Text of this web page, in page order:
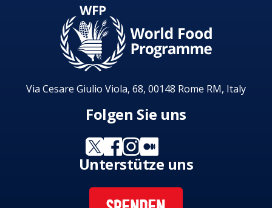
Via Cesare Giulio Viola, 68, 00148 Rome RM, Italy
Folgen Sie uns
Unterstütze uns